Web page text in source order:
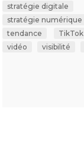
stratégie digitale
stratégie numérique
tendance
TikTok
vidéo
visibilité